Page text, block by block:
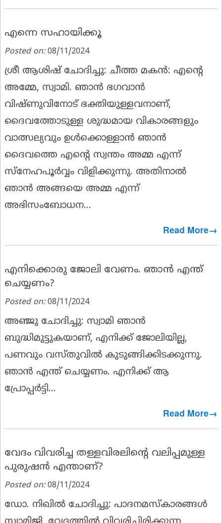
എന്നെ സഹായിക്കൂ
Posted on: 08/11/2024
ശ്രീ ആശിഷ് ചോദിച്ചു: ചീത്ത മകൻ: എൻ്റെ
അമ്മേ, സ്വാമി. ഞാൻ ഭഗവാൻ
വിഷ്ണുവിനോട് ഭക്തിയുള്ളവനാണ്,
ദൈവത്തോടുള്ള ശുദ്ധമായ വികാരങ്ങളും
വാത്സല്യവും ഉൾക്കൊള്ളാൻ ഞാൻ
ദൈവത്തെ എൻ്റെ സ്വന്തം അമ്മ എന്ന്
സ്നേഹപൂർവ്വം വിളിക്കുന്നു. അതിനാൽ
ഞാൻ അങ്ങയെ അമ്മ എന്ന്
അഭിസംബോധന...
Read More→
എനിക്കൊരു ജോലി വേണം. ഞാൻ എന്ത്
ചെയ്യണം?
Posted on: 08/11/2024
അഞ്ജു ചോദിച്ചു: സ്വാമി ഞാൻ
ബുദ്ധിമുട്ടുകയാണ്, എനിക്ക് ജോലിയില്ല,
പണവും വസ്തുവിൽ കുടുങ്ങിക്കിടക്കുന്നു.
ഞാൻ എന്ത് ചെയ്യണം. എനിക്ക് ആ
പ്രോപ്പർട്ടി...
Read More→
വേദം വിവരിച്ച തള്ളവിരലിൻ്റെ വലിപ്പമുള്ള
പുരുഷൻ എന്താണ്?
Posted on: 08/11/2024
ഡോ. നിഖിൽ ചോദിച്ചു: പാദനമസ്കാരങ്ങൾ